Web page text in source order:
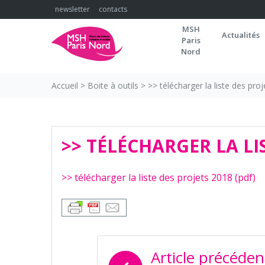
to
newsletter contacts
MSH
Paris
Nord
Actualités
Accueil > Boite à outils > >> télécharger la liste des
>> TÉLÉCHARGER LA
>> télécharger la liste des projets 2018 (pdf)
NAVIGATION
Article